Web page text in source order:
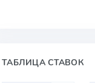
ТАБЛИЦА СТАВОК